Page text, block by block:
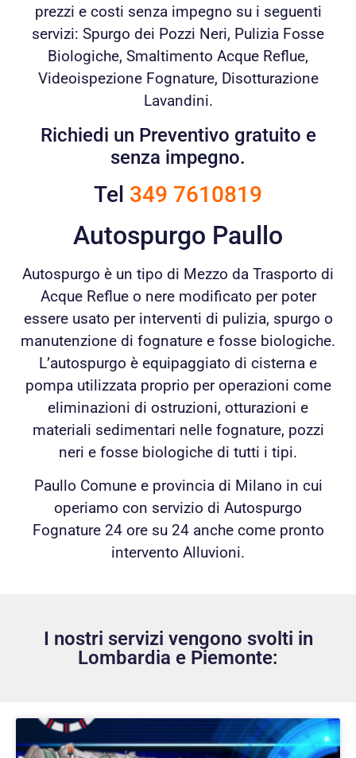
prezzi e costi senza impegno su i seguenti
servizi: Spurgo dei Pozzi Neri, Pulizia Fosse
Biologiche, Smaltimento Acque Reflue,
Videoispezione Fognature, Disotturazione
Lavandini.
Richiedi un Preventivo gratuito e
senza impegno.
Tel 349 7610819
Autospurgo Paullo
Autospurgo è un tipo di Mezzo da Trasporto di
Acque Reflue o nere modificato per poter
essere usato per interventi di pulizia, spurgo o
manutenzione di fognature e fosse biologiche.
L’autospurgo è equipaggiato di cisterna e
pompa utilizzata proprio per operazioni come
eliminazioni di ostruzioni, otturazioni e
materiali sedimentari nelle fognature, pozzi
neri e fosse biologiche di tutti i tipi.
Paullo Comune e provincia di Milano in cui
operiamo con servizio di Autospurgo
Fognature 24 ore su 24 anche come pronto
intervento Alluvioni.
I nostri servizi vengono svolti in
Lombardia e Piemonte: